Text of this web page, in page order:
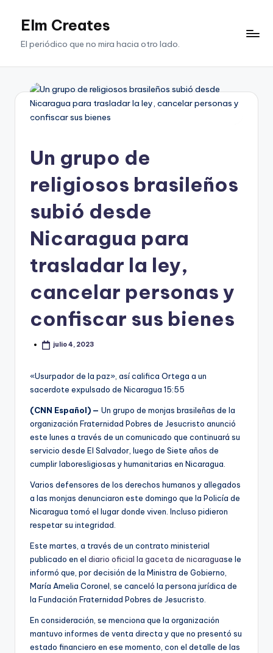
SaltarElm Creates
El periódico que no mira hacia otro lado.
Un grupo de
religiosos brasileños
subió desde
Nicaragua para
trasladar la ley,
cancelar personas y
confiscar sus bienes
julio 4, 2023
«Usurpador de la paz», así califica Ortega a un
sacerdote expulsado de Nicaragua 15:55
(CNN Español) — Un grupo de monjas brasileñas de la
organización Fraternidad Pobres de Jesucristo anunció
este lunes a través de un comunicado que continuará su
servicio desde El Salvador, luego de Siete años de
cumplir laboresligiosas y humanitarias en Nicaragua.
Varios defensores de los derechos humanos y allegados
a las monjas denunciaron este domingo que la Policía de
Nicaragua tomó el lugar donde viven. Incluso pidieron
respetar su integridad.
Este martes, a través de un contrato ministerial
publicado en el diario oficial la gaceta de nicaraguase le
informó que, por decisión de la Ministra de Gobierno,
María Amelia Coronel, se canceló la persona jurídica de
la Fundación Fraternidad Pobres de Jesucristo.
En consideración, se menciona que la organización
mantuvo informes de venta directa y que no presentó su
estado financiero en ese momento, con el detalle de las